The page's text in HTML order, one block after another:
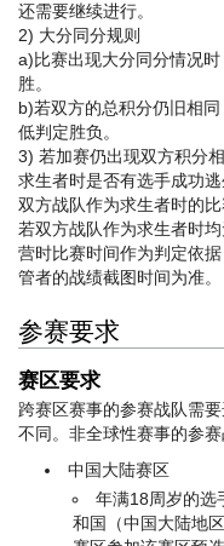
还需要继续进行。
2) 大分同分规则
a)比赛出现大分同分情况
胜。
b)若双方的总积分仍旧相
低判定胜负。
3) 若加赛仍出现双方积分
求生者时是否有选手成功
双方战队作为求生者时的
若双方战队作为求生者时
营时比赛时间作为判定依据
管者的战绩截图时间为准。
参赛要求
赛区要求
跨赛区赛事的参赛战队需
不同。非全球性赛事的参
中国大陆赛区
年满18周岁的选
和国（中国大陆地